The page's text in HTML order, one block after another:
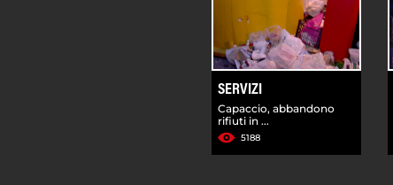
SERVIZI
Capaccio, abbandono
rifiuti in ...
5188